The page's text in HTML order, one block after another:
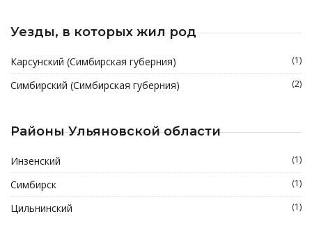
Уезды, в которых жил род
Карсунский (Симбирская губерния) (1)
Симбирский (Симбирская губерния) (2)
Районы Ульяновской области
Инзенский (1)
Симбирск (1)
Цильнинский (1)